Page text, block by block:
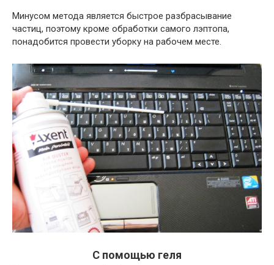
Минусом метода является быстрое разбрасывание
частиц, поэтому кроме обработки самого лэптопа,
понадобится провести уборку на рабочем месте.
С помощью геля